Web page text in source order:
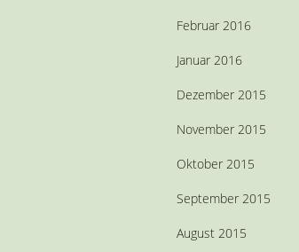
Februar 2016
Januar 2016
Dezember 2015
November 2015
Oktober 2015
September 2015
August 2015